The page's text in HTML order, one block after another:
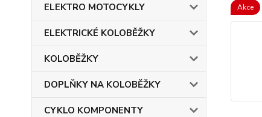
ELEKTRO MOTOCYKLY
ELEKTRICKÉ KOLOBĚŽKY
KOLOBĚŽKY
DOPLŇKY NA KOLOBĚŽKY
CYKLO KOMPONENTY
Akce